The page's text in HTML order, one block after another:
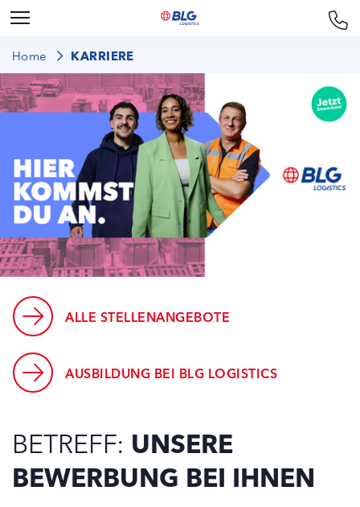
Home KARRIERE
ALLE STELLENANGEBOTE
AUSBILDUNG BEI BLG LOGISTICS
BETREFF: UNSERE
BEWERBUNG BEI IHNEN